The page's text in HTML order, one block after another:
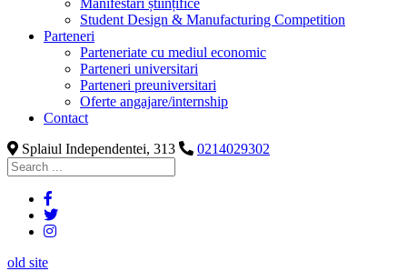
Manifestări științifice
Student Design & Manufacturing Competition
Parteneri
Parteneriate cu mediul economic
Parteneri universitari
Parteneri preuniversitari
Oferte angajare/internship
Contact
Splaiul Independentei, 313
0214029302
old site